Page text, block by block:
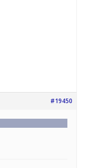
#19450